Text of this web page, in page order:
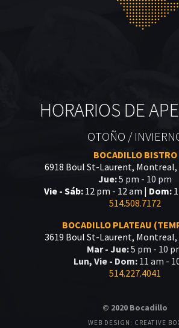
HORARIOS DE
OTOÑO /
BOCADILLO BISTRO
6918 Boul St-Laurent, Montreal,
Jue:5 pm - 10 pm
Vie - Sáb:12 pm - 12 am | Dom:
514.508.7172
BOCADILLO PLATEAU
3619 Boul St-Laurent, Montreal,
Mar - Jue:5 pm - 10
Lun, Vie - Dom: 11 am -
514.227.4041
© 2020 Bocadillo
WEB DESIGN: CREATIVE